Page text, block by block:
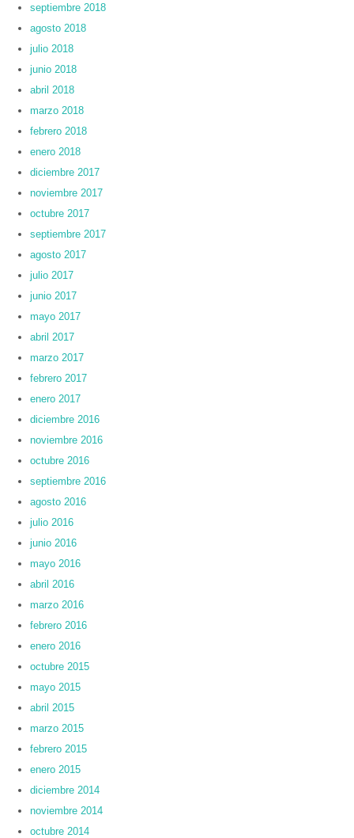
septiembre 2018
agosto 2018
julio 2018
junio 2018
abril 2018
marzo 2018
febrero 2018
enero 2018
diciembre 2017
noviembre 2017
octubre 2017
septiembre 2017
agosto 2017
julio 2017
junio 2017
mayo 2017
abril 2017
marzo 2017
febrero 2017
enero 2017
diciembre 2016
noviembre 2016
octubre 2016
septiembre 2016
agosto 2016
julio 2016
junio 2016
mayo 2016
abril 2016
marzo 2016
febrero 2016
enero 2016
octubre 2015
mayo 2015
abril 2015
marzo 2015
febrero 2015
enero 2015
diciembre 2014
noviembre 2014
octubre 2014